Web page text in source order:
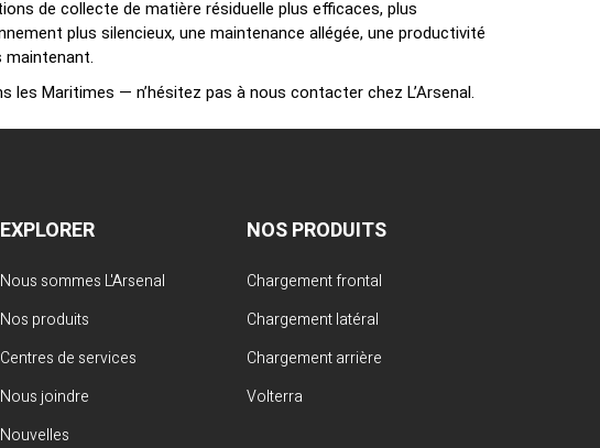
de collecte de matière résiduelle plus efficaces, plus
plus silencieux, une maintenance allégée, une productivité
Maritimes — n’hésitez pas à nous contacter chez L’Arsenal.
EXPLORER
Nous sommes L'Arsenal
Nos produits
Centres de services
Nous joindre
Nouvelles
NOS PRODUITS
Chargement frontal
Chargement latéral
Chargement arrière
Volterra